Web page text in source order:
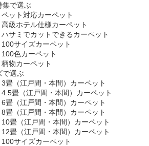
集で選ぶ
ペット対応カーペット
高級ホテル仕様カーペット
ハサミでカットできるカーペット
100サイズカーペット
100色カーペット
柄物カーペット
で選ぶ
3畳（江戸間・本間）カーペット
4.5畳（江戸間・本間）カーペット
6畳（江戸間・本間）カーペット
8畳（江戸間・本間）カーペット
10畳（江戸間・本間）カーペット
12畳（江戸間・本間）カーペット
100サイズカーペット